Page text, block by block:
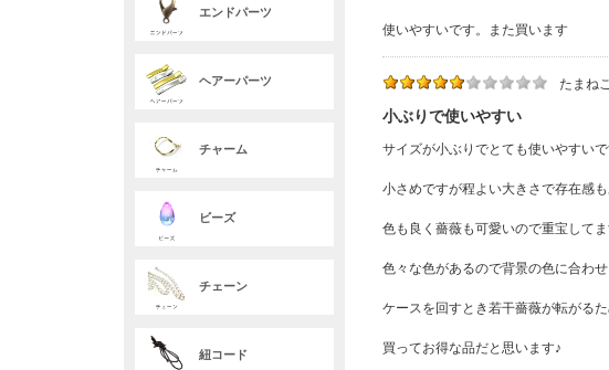
エンドパーツ
ヘアーパーツ
チャーム
ビーズ
チェーン
紐コード
使いやすいです。また買います
たまね
小ぶりで使いやすい
サイズが小ぶりでとても使いやすい
小さめですが程よい大きさで存在感
色も良く薔薇も可愛いので重宝して
色々な色があるので背景の色に合わ
ケースを回すとき若干薔薇が転がる
買ってお得な品だと思います♪